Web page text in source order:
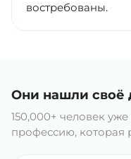
востребованы.
Они нашли своё
150,000+ человек
профессию, которая